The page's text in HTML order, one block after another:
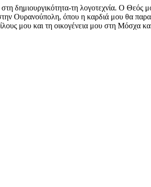
δημιουργικότητα-τη λογοτεχνία. Ο Θεός
Ουρανούπολη, όπου η καρδιά μου θα
μου και τη οικογένεια μου στη Μόσχα